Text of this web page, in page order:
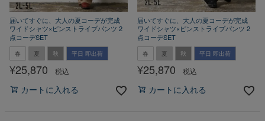
届いてすぐに、大人の夏コーデが完成
ワイドシャツ×ピンストライプパンツ 2
点コーデSET
春 夏 秋 平日 即出荷
¥25,870 税込
カートに入れる
届いてすぐに、大人の夏コーデが完成
ワイドシャツ×ピンストライプパンツ 2
点コーデSET
春 夏 秋 平日 即出荷
¥25,870 税込
カートに入れる